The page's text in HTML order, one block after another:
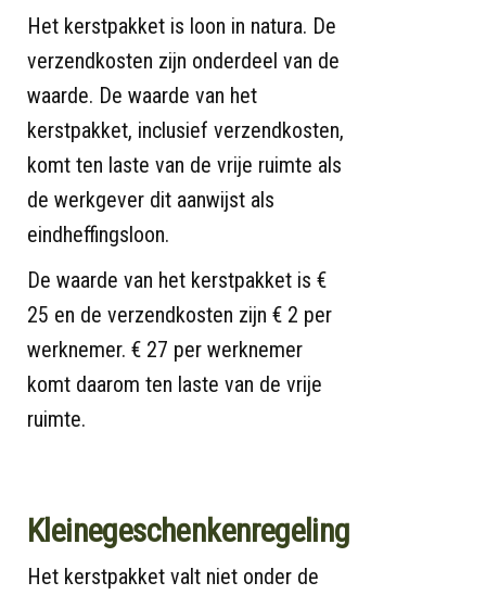
Het kerstpakket is loon in natura. De
verzendkosten zijn onderdeel van de
waarde. De waarde van het
kerstpakket, inclusief verzendkosten,
komt ten laste van de vrije ruimte als
de werkgever dit aanwijst als
eindheffingsloon.
De waarde van het kerstpakket is €
25 en de verzendkosten zijn € 2 per
werknemer. € 27 per werknemer
komt daarom ten laste van de vrije
ruimte.
Kleinegeschenkenregeling
Het kerstpakket valt niet onder de